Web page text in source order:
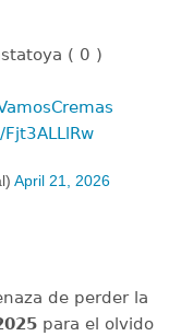
( 0 )
April 21, 2026
de perder la
para el olvido